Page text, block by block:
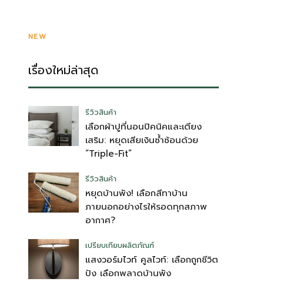
NEW
เรื่องใหม่ล่าสุด
รีวิวสินค้า
เลือกผ้าปูที่นอนปิคนิคและเตียง
เสริม: หยุดเสียเงินซ้ำซ้อนด้วย
“Triple-Fit”
รีวิวสินค้า
หยุดบ้านพัง! เลือกสีทาบ้าน
ภายนอกอย่างไรให้รอดทุกสภาพ
อากาศ?
เปรียบเทียบผลิตภัณฑ์
แสงวอร์มไวท์ คูลไวท์: เลือกถูกชีวิต
ปัง เลือกพลาดบ้านพัง